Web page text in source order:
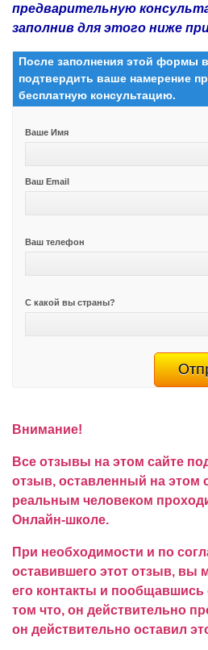
предварительную
заполнив для этого ниже
После заполнения этой формы
подтвердить ваше намерение
бесплатную консультацию.
Ваше Имя
Ваш Email
Ваш телефон
С какой вы страны?
Внимание!
Все отзывы на этом сайте
отзыв, оставленный на этом
реальным человеком
Онлайн-школе.
При необходимости и по
оставившего этот отзыв, вы
его контакты и пообщавшись
том что, он действительно
он действительно оставил